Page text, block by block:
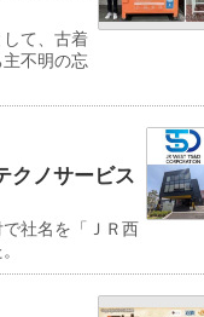
て、古着
不明の忘
クノサービス
社名を「ＪＲ西